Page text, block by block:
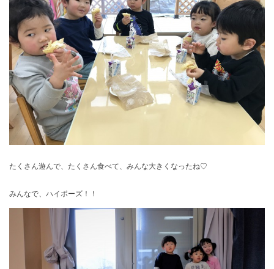
たくさん遊んで、たくさん食べて、みんな大きくなったね♡
みんなで、ハイポーズ！！